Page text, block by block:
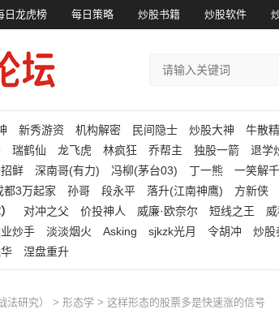
日龙虎榜 每日策略 炒股书籍 炒股软件
新秀游资 机构解密 民间隐士 炒股大神 牛散
瑞鹤仙 龙飞虎 林疯狂 乔帮主 独股一箭 退学
鲜 深南哥(有力) 冯柳(茅台03) 丁一熊 一笑解
都3万起家 孙哥 段永平 落升(江南神鹰) 方新侠
对冲之父 价投神人 威廉·欧奈尔 短线之王
炒手 淡淡烟火 Asking sjkzk光月 令胡冲 炒股
涅盘重升
法研究） > 形态学 > 这样形态的股票多是快速涨的信号